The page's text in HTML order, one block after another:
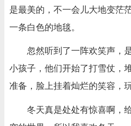
是最美的，不一会儿大地变茫
一条白色的地毯。
忽然听到了一阵欢笑声，
小孩子，他们开始了打雪仗
准备，脸上挂着灿烂的笑容，
冬天真是处处有惊喜啊，